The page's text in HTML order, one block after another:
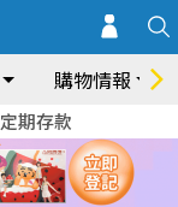
購物情報
定期存款